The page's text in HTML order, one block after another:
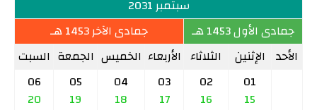
سبتمبر 2031
جمادى الأول 1453 هـ
جمادى الآخر 1453 هـ
الأحد الإثنين الثلاثاء الأربعاء الخميس الجمعة السبت
01
15
02
16
03
17
04
18
05
19
06
20